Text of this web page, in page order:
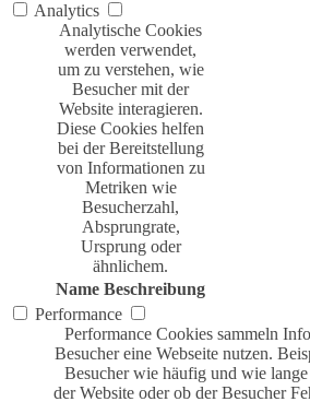
Analytics
Analytische Cookies
werden verwendet,
um zu verstehen, wie
Besucher mit der
Website interagieren.
Diese Cookies helfen
bei der Bereitstellung
von Informationen zu
Metriken wie
Besucherzahl,
Absprungrate,
Ursprung oder
ähnlichem.
Name Beschreibung
Performance
Performance Cookies sammeln
Besucher eine Webseite nutzen.
Besucher wie häufig und wie
der Website oder ob der Besucher